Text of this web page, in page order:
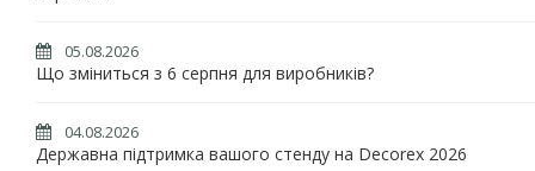
05.08.2026
Що зміниться з 6 серпня для виробників?
04.08.2026
Державна підтримка вашого стенду на Decorex 2026